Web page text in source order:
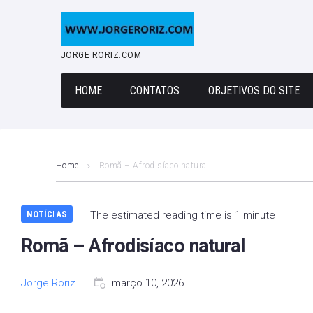
JORGE RORIZ.COM
HOME CONTATOS OBJETIVOS DO SITE
Home Romã – Afrodisíaco natural
NOTÍCIAS The estimated reading time is 1 minute
Romã – Afrodisíaco natural
Jorge Roriz março 10, 2026